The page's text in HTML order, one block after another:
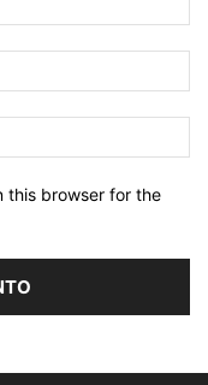
this browser for the